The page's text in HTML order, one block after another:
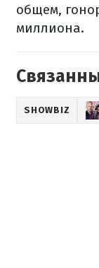
общем,
миллиона.
SHOWBIZ